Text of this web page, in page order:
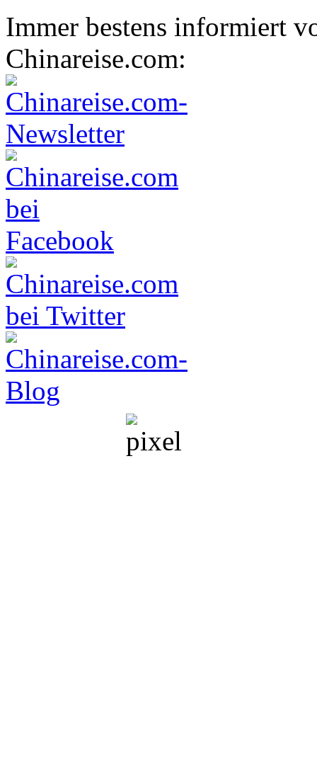
Immer bestens informiert
Chinareise.com: